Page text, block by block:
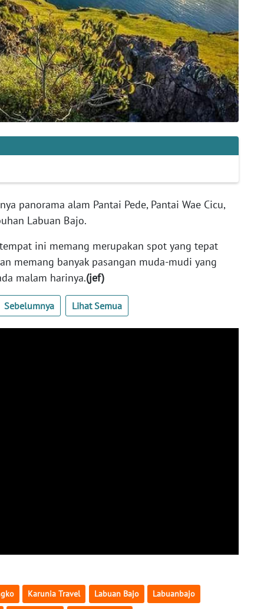
panorama alam Pantai Pede, Pantai Wae Cicu,
Labuan Bajo.
ini memang merupakan spot yang tepat
memang banyak pasangan muda-mudi yang
malam harinya.(jef)
Sebelumnya Lihat Semua
Karunia Travel Labuan Bajo Labuanbajo